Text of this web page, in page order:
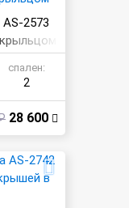
2573
спален:
2
28 600